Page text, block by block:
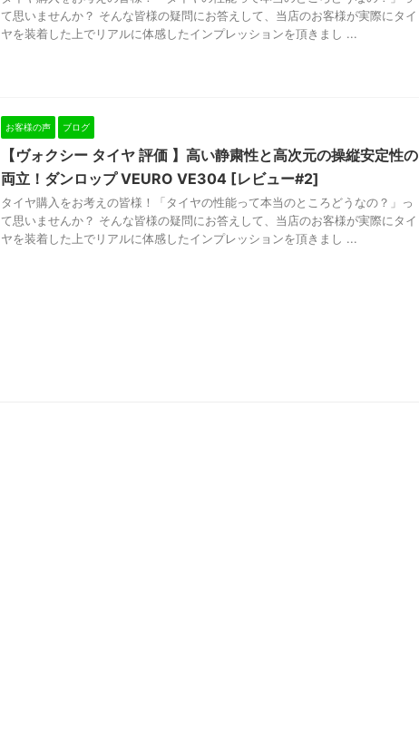
て思いませんか？ そんな皆様の疑問にお答えして、当店のお客様が実際にタイ
ヤを装着した上でリアルに体感したインプレッションを頂きまし ...
お客様の声 ブログ
【ヴォクシー タイヤ 評価 】高い静粛性と高次元の操縦安定性の
両立！ダンロップ VEURO VE304 [レビュー#2]
タイヤ購入をお考えの皆様！「タイヤの性能って本当のところどうなの？」っ
て思いませんか？ そんな皆様の疑問にお答えして、当店のお客様が実際にタイ
ヤを装着した上でリアルに体感したインプレッションを頂きまし ...